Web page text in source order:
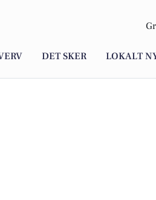
DET SKER LOKALT